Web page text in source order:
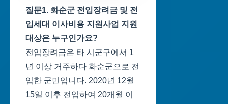
질문1. 화순군 전입장려금 및 전
입세대 이사비용 지원사업 지원
대상은 누구인가요?
전입장려금은 타 시군구에서 1
년 이상 거주하다 화순군으로 전
입한 군민입니다. 2020년 12월
15일 이후 전입하여 20개월 이